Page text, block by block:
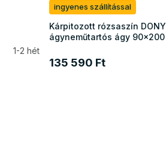
1-2 hét
ingyenes szállítással
Kárpitozott rózsaszín DONY
ágyneműtartós ágy 90x200
135 590 Ft